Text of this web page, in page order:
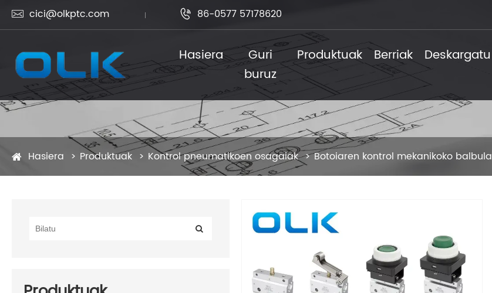
 cici@olkptc.com  86-0577 57178620
Hasiera
Guri
buruz
Produktuak Berriak Deskargatu
Hasiera Produktuak Kontrol pneumatikoen osagaiak Botoiaren kontrol mekanikoko balbula